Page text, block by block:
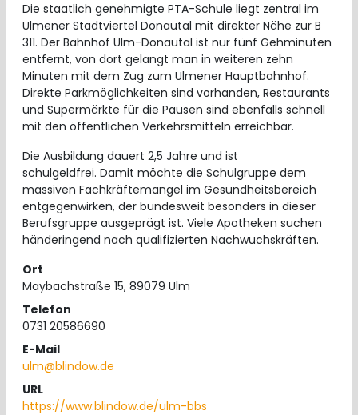
Die staatlich genehmigte PTA-Schule liegt zentral im
Ulmener Stadtviertel Donautal mit direkter Nähe zur B
311. Der Bahnhof Ulm-Donautal ist nur fünf Gehminuten
entfernt, von dort gelangt man in weiteren zehn
Minuten mit dem Zug zum Ulmener Hauptbahnhof.
Direkte Parkmöglichkeiten sind vorhanden, Restaurants
und Supermärkte für die Pausen sind ebenfalls schnell
mit den öffentlichen Verkehrsmitteln erreichbar.
Die Ausbildung dauert 2,5 Jahre und ist
schulgeldfrei. Damit möchte die Schulgruppe dem
massiven Fachkräftemangel im Gesundheitsbereich
entgegenwirken, der bundesweit besonders in dieser
Berufsgruppe ausgeprägt ist. Viele Apotheken suchen
händeringend nach qualifizierten Nachwuchskräften.
Ort
Maybachstraße 15, 89079 Ulm
Telefon
0731 20586690
E-Mail
ulm@blindow.de
URL
https://www.blindow.de/ulm-bbs